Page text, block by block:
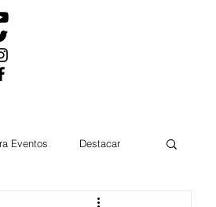
Eventos Destacar